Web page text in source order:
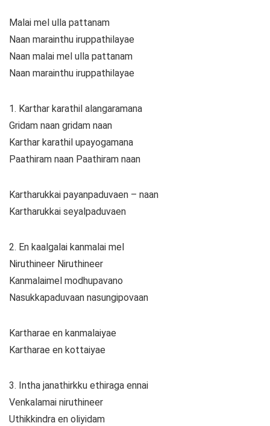
Malai mel ulla pattanam
Naan marainthu iruppathilayae
Naan malai mel ulla pattanam
Naan marainthu iruppathilayae
1. Karthar karathil alangaramana
Gridam naan gridam naan
Karthar karathil upayogamana
Paathiram naan Paathiram naan
Kartharukkai payanpaduvaen – naan
Kartharukkai seyalpaduvaen
2. En kaalgalai kanmalai mel
Niruthineer Niruthineer
Kanmalaimel modhupavano
Nasukkapaduvaan nasungipovaan
Kartharae en kanmalaiyae
Kartharae en kottaiyae
3. Intha janathirkku ethiraga ennai
Venkalamai niruthineer
Uthikkindra en oliyidam